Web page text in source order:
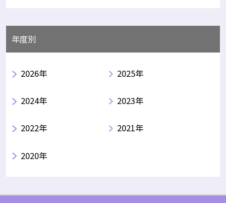
年度別
2026年 2025年
2024年 2023年
2022年 2021年
2020年